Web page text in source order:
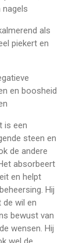
nagels
als
piekert en
en boosheid
is een
steen en
de andere
absorbeert
en helpt
Hij
de wil en
bewust van
wensen. Hij